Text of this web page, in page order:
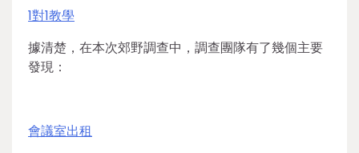
1對1教學
據清楚，在本次郊野調查中，調查團隊有了幾個主要
發現：
會議室出租